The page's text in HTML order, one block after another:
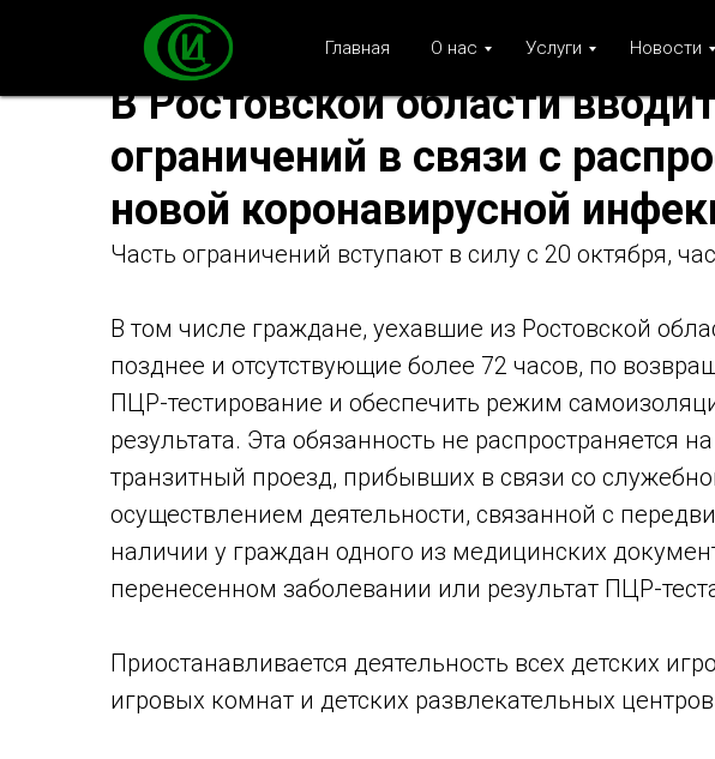
Главная О нас Услуги Новости
В Ростовской области
ограничений в связи с
новой коронавирусной
Часть ограничений вступают в силу с 20 октября,
В том числе граждане, уехавшие из Ростовской
позднее и отсутствующие более 72 часов, по
ПЦР-тестирование и обеспечить режим
результата. Эта обязанность не распространяется
транзитный проезд, прибывших в связи со
осуществлением деятельности, связанной с
наличии у граждан одного из медицинских
перенесенном заболевании или результат ПЦР-
Приостанавливается деятельность всех детских
игровых комнат и детских развлекательных